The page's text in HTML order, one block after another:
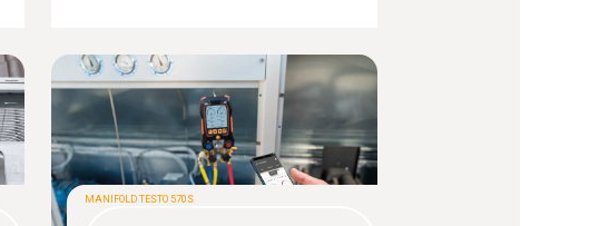
MANIFOLD TESTO 570S